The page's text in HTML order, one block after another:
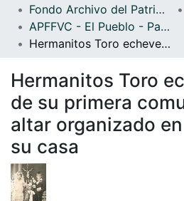
Fondo Archivo del Patrimonio Fotográfico y Fílmico del Valle del Cauca
APFFVC - El Pueblo - Patrimonial
Hermanitos Toro echeverry el día de su primera comunión frente al altar organizado en el interior de su casa
Hermanitos Toro
de su primera
altar organizado
su casa